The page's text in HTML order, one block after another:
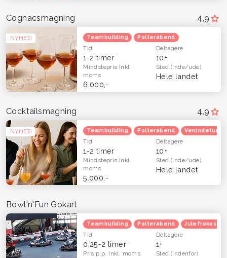
4,9
NYHED
Cognacsmagning
Teambuilding Polterabend
Tid
1-2 timer
Deltagere
10+
Mindstepris Inkl.
moms
6.000,-
Sted(Inde/ude)
Hele landet
4,9
NYHED
Cocktailsmagning
Teambuilding Polterabend Venindetur
Tid
1-2 timer
Deltagere
10+
Mindstepris Inkl.
moms
5.000,-
Sted(Inde/ude)
Hele landet
Bowl'n'Fun Gokart
Teambuilding Polterabend Julefrokost
Tid
0,25-2 timer
Deltagere
1+
Pris p.p. Inkl. moms Sted(Indenfor)